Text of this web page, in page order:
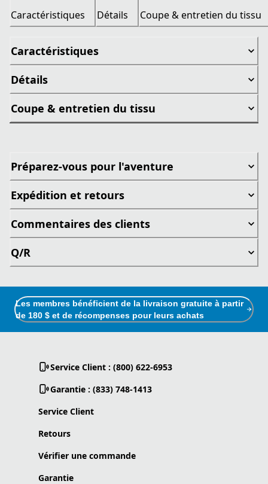
Caractéristiques Détails Coupe & entretien du tissu
Caractéristiques
Détails
Coupe & entretien du tissu
Préparez-vous pour l'aventure
Expédition et retours
Commentaires des clients
Q/R
Les membres bénéficient de la livraison gratuite à partir
de 180 $ et de récompenses pour leurs achats
Service Client : (800) 622-6953
Garantie : (833) 748-1413
Service Client
Retours
Vérifier une commande
Garantie